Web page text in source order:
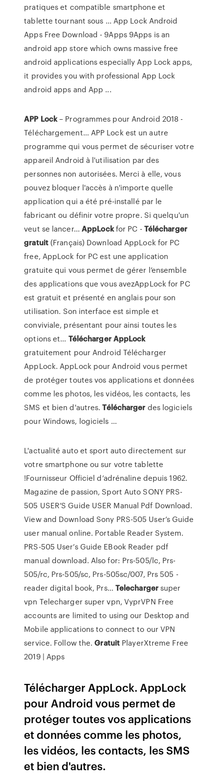
pratiques et compatible smartphone et
tablette tournant sous ... App Lock Android
Apps Free Download - 9Apps 9Apps is an
android app store which owns massive free
android applications especially App Lock apps,
it provides you with professional App Lock
android apps and App ...
APP Lock– Programmes pour Android 2018 -
Téléchargement… APP Lock est un autre
programme qui vous permet de sécuriser votre
appareil Android à l'utilisation par des
personnes non autorisées. Merci à elle, vous
pouvez bloquer l'accès à n'importe quelle
application qui a été pré-installé par le
fabricant ou définir votre propre. Si quelqu'un
veut se lancer...AppLockfor PC -Télécharger
gratuit(Français) Download AppLock for PC
free, AppLock for PC est une application
gratuite qui vous permet de gérer l’ensemble
des applications que vous avezAppLock for PC
est gratuit et présenté en anglais pour son
utilisation. Son interface est simple et
conviviale, présentant pour ainsi toutes les
options et... Télécharger AppLock
gratuitement pour Android Télécharger
AppLock. AppLock pour Android vous permet
de protéger toutes vos applications et données
comme les photos, les vidéos, les contacts, les
SMS et bien d'autres.Télécharger des logiciels
pour Windows, logiciels …
L'actualité auto et sport auto directement sur
votre smartphone ou sur votre tablette
!Fournisseur Officiel d’adrénaline depuis 1962.
Magazine de passion, Sport Auto SONY PRS-
505 USER’S Guide USER Manual Pdf Download.
View and Download Sony PRS-505 User’s Guide
user manual online. Portable Reader System.
PRS-505 User’s Guide EBook Reader pdf
manual download. Also for: Prs-505/lc, Prs-
505/rc, Prs-505/sc, Prs-505sc/007, Prs 505 -
reader digital book, Prs… Telechargersuper
vpn Telecharger super vpn, VyprVPN Free
accounts are limited to using our Desktop and
Mobile applications to connect to our VPN
service. Follow the.Gratuit PlayerXtreme Free
2019 | Apps
Télécharger AppLock. AppLock
pour Android vous permet de
protéger toutes vos applications
et données comme les photos,
les vidéos, les contacts, les SMS
et bien d'autres.